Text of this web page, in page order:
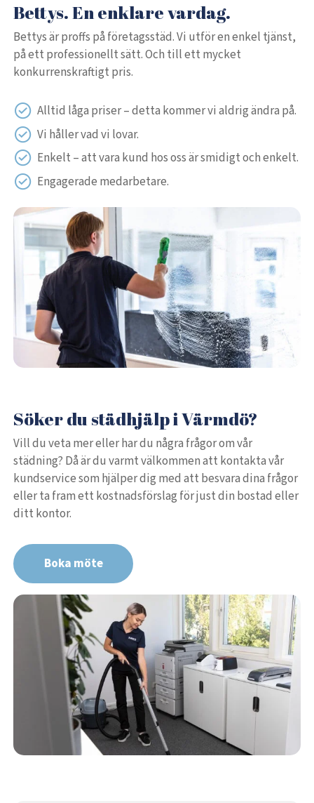
Bettys. En enklare vardag.
Bettys är proffs på företagsstäd. Vi utför en enkel tjänst,
på ett professionellt sätt. Och till ett mycket
konkurrenskraftigt pris.
Alltid låga priser – detta kommer vi aldrig ändra på.
Vi håller vad vi lovar.
Enkelt – att vara kund hos oss är smidigt och enkelt.
Engagerade medarbetare.
Söker du städhjälp i Värmdö?
Vill du veta mer eller har du några frågor om vår
städning? Då är du varmt välkommen att kontakta vår
kundservice som hjälper dig med att besvara dina frågor
eller ta fram ett kostnadsförslag för just din bostad eller
ditt kontor.
Boka möte